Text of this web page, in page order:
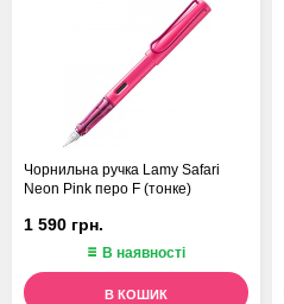
Чорнильна ручка Lamy Safari
Neon Pink перо F (тонке)
1 590 грн.
В наявності
В КОШИК